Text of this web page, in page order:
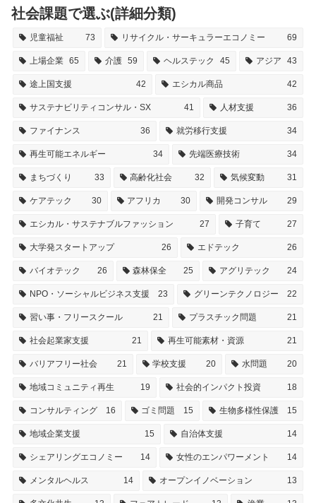
社会課題で選ぶ(詳細分類)
児童福祉 73 リサイクル・サーキュラーエコノミー 69
上場企業 65 介護 59 ヘルステック 45 アジア 43
途上国支援 42 エシカル商品 42
サステナビリティコンサル・SX 41 人材支援 36
ファイナンス 36 就労移行支援 34
再生可能エネルギー 34 先端医療技術 34
まちづくり 33 高齢化社会 32 気候変動 31
ケアテック 30 アフリカ 30 開発コンサル 29
エシカル・サステナブルファッション 27 子育て 27
大学発スタートアップ 26 エドテック 26
バイオテック 26 森林保全 25 アグリテック 24
NPO・ソーシャルビジネス支援 23 グリーンテクノロジー 22
習い事・フリースクール 21 プラスチック問題 21
社会起業家支援 21 再生可能素材・資源 21
バリアフリー社会 21 学校支援 20 水問題 20
地域コミュニティ再生 19 社会的インパクト投資 18
コンサルティング 16 ゴミ問題 15 生物多様性保護 15
地域企業支援 15 自治体支援 14
シェアリングエコノミー 14 女性のエンパワーメント 14
メンタルヘルス 14 オープンイノベーション 13